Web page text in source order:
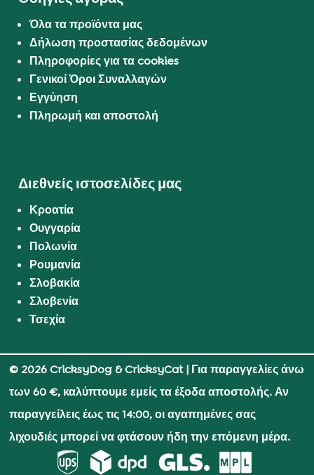
Όλα τα προϊόντα μας
Δήλωση προστασίας δεδομένων
Πληροφορίες για τα cookies
Γενικοί Όροι Συναλλαγών
Εγγύηση
Πληρωμή και αποστολή
Διεθνείς ιστοσελίδες μας
Κροατία
Ουγγαρία
Πολωνία
Ρουμανία
Σλοβακία
Σλοβενία
Τσεχία
© 2026 CricksyDog & CricksyCat| Για παραγγελίες άνω
των 60 €, καλύπτουμε εμείς τα έξοδα αποστολής. Αν
παραγγείλεις έως τις 14:00, οι αγαπημένες σας
λιχουδιές μπορεί να φτάσουν ήδη την επόμενη μέρα.